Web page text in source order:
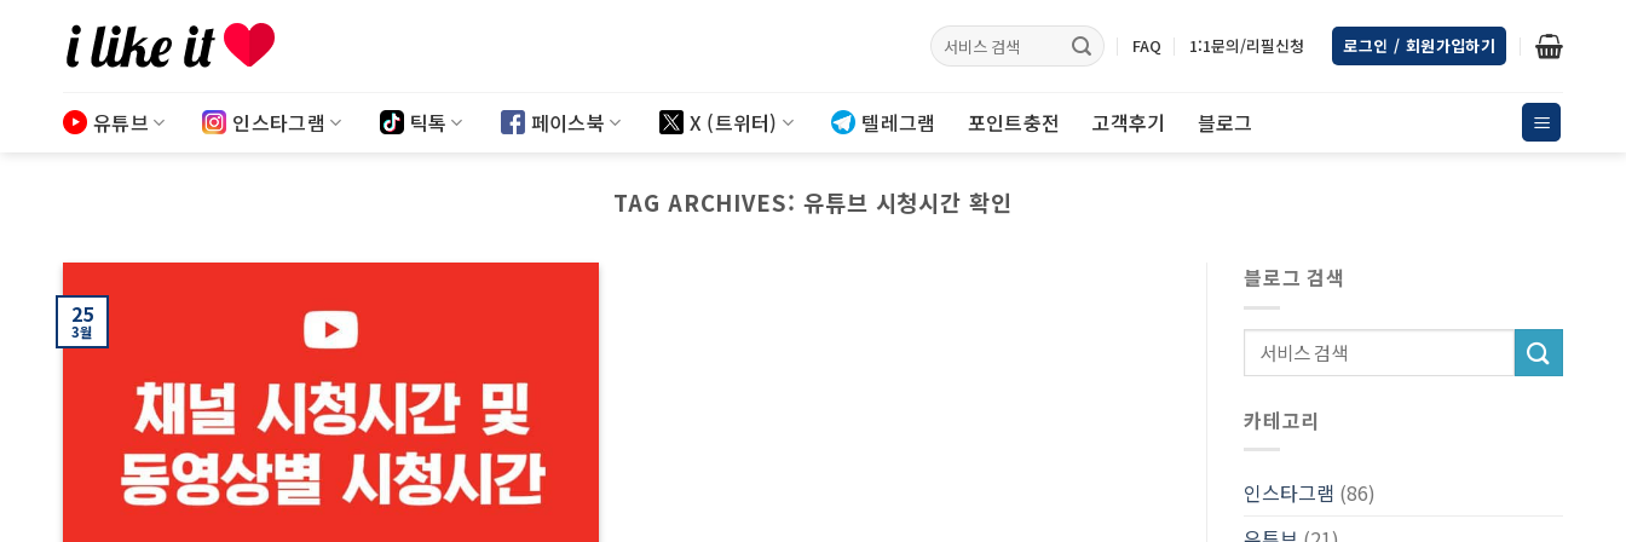
content
검색: FAQ 1:1문의/리필신청 로그인 / 회원가입하기
유튜브 인스타그램 틱톡 페이스북 X (트위터) 텔레그램 포인트충전 고객후기 블로그
TAG ARCHIVES: 유튜브 시청시간 확인
25
3월
블로그 검색
카테고리
인스타그램 (86)